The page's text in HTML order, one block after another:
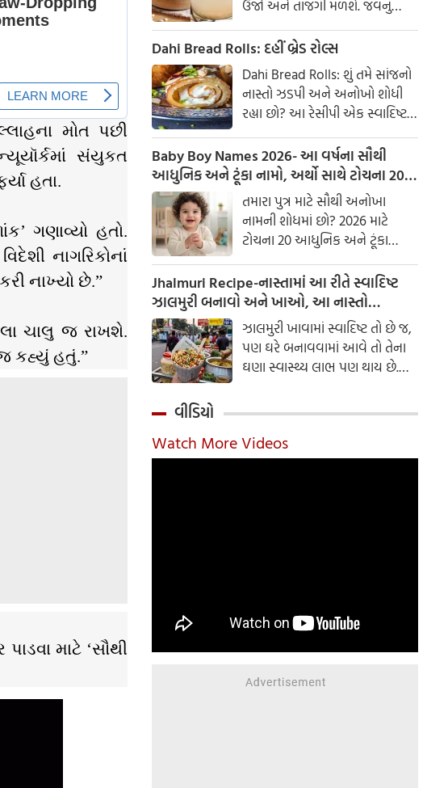
મોત પછી
સંયુકત
હતા.
ગણાવ્યો હતો.
નાગરિકોનાં
નાખ્યો છે.”
ચાલુ જ રાખશે.
કહ્યું હતું.”
માટે ‘સૌથી
ઉર્જા અને તાજગી મળશે. જવનું
પાણી એક ઉત્તમ ઘરેલું ઉપાય
માનવામાં આવે છે, જે ખાસ કરીને
ઉનાળામાં ઠંડક આપે છે
Dahi Bread Rolls: દહીં બ્રેડ રોલ્સ
Dahi Bread Rolls: શું તમે સાંજનો
નાસ્તો ઝડપી અને અનોખો શોધી
રહ્યા છો? આ રેસીપી એક સ્વાદિષ્ટ
વિકલ્પ આપે છે જે બહારથી ક્રિસ્પી
અને અંદરથી અતિ નરમ છે. મસાલા
અને ક્રીમી ટેક્સચરનું સંપૂર્ણ મિશ્રણ
તેને બધી ઉંમરના લોકોમાં પ્રિય
બનાવે છે.
Baby Boy Names 2026- આ વર્ષના સૌથી
આધુનિક અને ટૂંકા નામો, અર્થો સાથે ટોચના 20
નામોની યાદી જુઓ.તમારા પુત્ર માટે સૌથી અનોખા
નામની શોધમાં છો? 2026 માટે
ટોચના 20 આધુનિક અને ટૂંકા
બાળક છોકરાના નામોની યાદી
તપાસો, અર્થો સાથે, જે તમારા
બાળકને એક સુંદર ઓળખ આપશે.
Jhalmuri Recipe-નાસ્તામાં આ રીતે સ્વાદિષ્ટ
ઝાલમુરી બનાવો અને ખાઓ, આ નાસ્તો
મસાલેદાર અને સ્વાદિષ્ટ છે.ઝાલમુરી ખાવામાં સ્વાદિષ્ટ તો છે જ,
પણ ઘરે બનાવવામાં આવે તો તેના
ઘણા સ્વાસ્થ્ય લાભ પણ થાય છે.
વીડિયો
Watch More Videos